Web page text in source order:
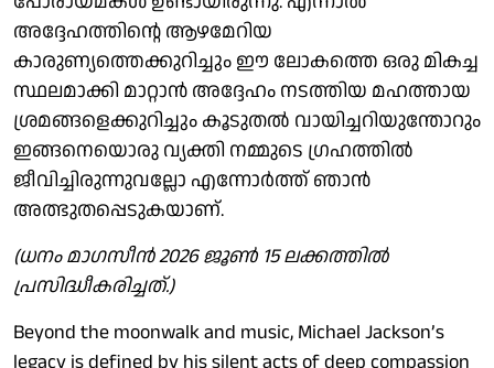
അദ്ദേഹത്തിന്റെ ആഴമേറിയ
കാരുണ്യത്തെക്കുറിച്ചും ഈ ലോകത്തെ ഒരു മികച്ച
സ്ഥലമാക്കി മാറ്റാന്‍ അദ്ദേഹം നടത്തിയ മഹത്തായ
ശ്രമങ്ങളെക്കുറിച്ചും കൂടുതല്‍ വായിച്ചറിയുന്തോറും
ഇങ്ങനെയൊരു വ്യക്തി നമ്മുടെ ഗ്രഹത്തില്‍
ജീവിച്ചിരുന്നുവല്ലോ എന്നോര്‍ത്ത് ഞാന്‍
അത്ഭുതപ്പെടുകയാണ്.
(ധനം മാഗസീന്‍ 2026 ജൂണ്‍ 15 ലക്കത്തില്‍
പ്രസിദ്ധീകരിച്ചത്.)
Beyond the moonwalk and music, Michael Jackson’s
legacy is defined by his silent acts of deep compassion